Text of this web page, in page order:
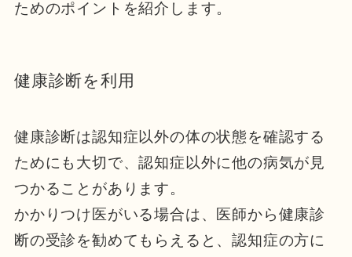
ためのポイントを紹介します。
健康診断を利用
​​​​健康診断は認知症以外の体の状態を確認する
ためにも大切で、認知症以外に他の病気が見
つかることがあります。
かかりつけ医がいる場合は、医師から健康診
断の受診を勧めてもらえると、認知症の方に